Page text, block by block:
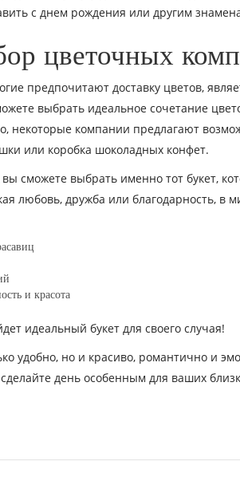
с днем рождения или другим
цветочных
предпочитают доставку цветов,
выбрать идеальное сочетание
некоторые компании предлагают
или коробка шоколадных конфет.
сможете выбрать именно тот букет,
любовь, дружба или благодарность, в
и красота
идеальный букет для своего случая!
удобно, но и красиво, романтично и
день особенным для ваших